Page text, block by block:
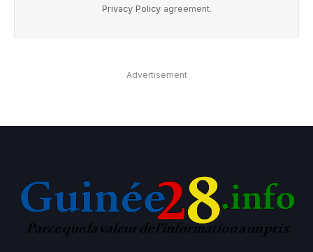
Privacy Policyagreement.
Advertisement